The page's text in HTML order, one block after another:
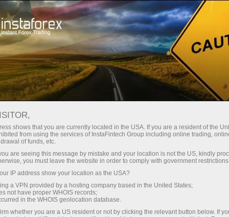
Para Inversionistas Sistema PAMM
Monitoreo
Monitoreo de la cuenta 7243449 - New SADADID
FOREX MONITORING
shows that you are currently located in the USA. If you are a resident of the
from using the services of InstaFintech Group including online trading,
of funds, etc.
are seeing this message by mistake and your location is not the US, kindly
you must leave the website in order to comply with government
IP address show your location as the USA?
a VPN provided by a hosting company based in the United States;
not have proper WHOIS records;
in the WHOIS geolocation database.
whether you are a US resident or not by clicking the relevant button below. If